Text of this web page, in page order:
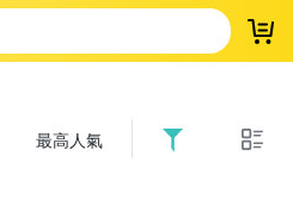
登
最高人氣